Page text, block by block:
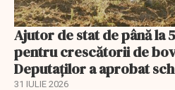
Ajutor de stat de până la
pentru crescătorii de
Deputaților a aprobat
31 IULIE 2026